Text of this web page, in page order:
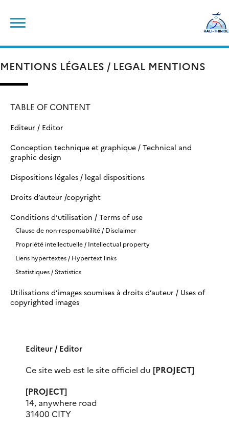
content
MENTIONS LÉGALES / LEGAL MENTIONS
TABLE OF CONTENT
Editeur / Editor
Conception technique et graphique / Technical and
graphic design
Dispositions légales / legal dispositions
Droits d’auteur /copyright
Conditions d’utilisation / Terms of use
Clause de non-responsabilité / Disclaimer
Propriété intellectuelle / Intellectual property
Liens hypertextes / Hypertext links
Statistiques / Statistics
Utilisations d’images soumises à droits d’auteur / Uses of
copyrighted images
Editeur / Editor
Ce site web est le site officiel du [PROJECT]
[PROJECT]
14, anywhere road
31400 CITY
for: